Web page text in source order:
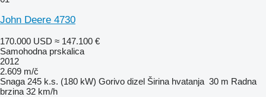
John Deere 4730
170.000 USD ≈ 147.100 €
Samohodna prskalica
2012
2.609 m/č
Snaga 245 k.s. (180 kW) Gorivo dizel Širina hvatanja 30 m Radna
brzina 32 km/h